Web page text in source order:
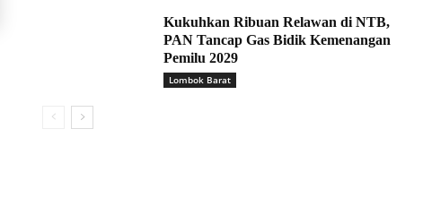
Kukuhkan Ribuan Relawan di NTB,
PAN Tancap Gas Bidik Kemenangan
Pemilu 2029
Lombok Barat